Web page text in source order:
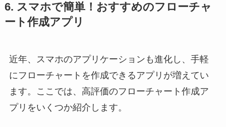
6. スマホで簡単！おすすめのフローチャ
ート作成アプリ
近年、スマホのアプリケーションも進化し、手軽
にフローチャートを作成できるアプリが増えてい
ます。ここでは、高評価のフローチャート作成ア
プリをいくつか紹介します。